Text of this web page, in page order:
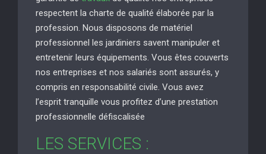
respectent la charte de qualité élaborée par la
profession. Nous disposons de matériel
professionnel les jardiniers savent manipuler et
entretenir leurs équipements. Vous êtes couverts
nos entreprises et nos salariés sont assurés, y
compris en responsabilité civile. Vous avez
l’esprit tranquille vous profitez d’une prestation
professionnelle défiscalisée
LES SERVICES :